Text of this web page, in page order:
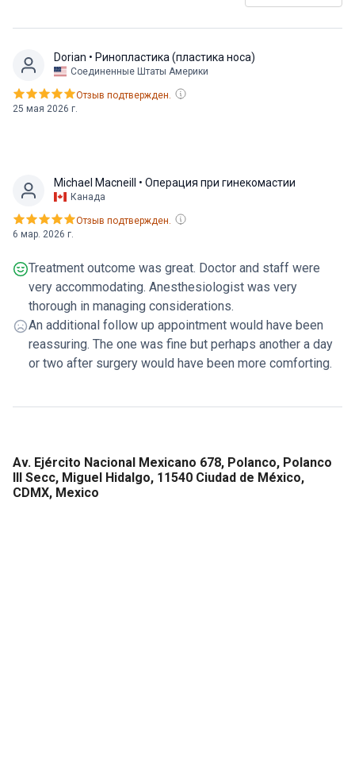
Dorian • Ринопластика (пластика носа)
Соединенные Штаты Америки
25 мая 2026 г.
Отзыв подтвержден.
Michael Macneill • Операция при гинекомастии
Канада
6 мар. 2026 г.
Отзыв подтвержден.
Treatment outcome was great. Doctor and staff were
very accommodating. Anesthesiologist was very
thorough in managing considerations.
An additional follow up appointment would have been
reassuring. The one was fine but perhaps another a day
or two after surgery would have been more comforting.
Av. Ejército Nacional Mexicano 678, Polanco, Polanco
III Secc, Miguel Hidalgo, 11540 Ciudad de México,
CDMX, Mexico